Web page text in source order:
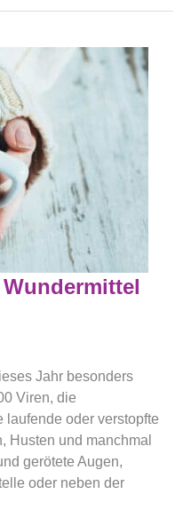
Jahr besonders
Viren, die
laufende oder verstopfte
Husten und manchmal
gerötete Augen,
oder neben der